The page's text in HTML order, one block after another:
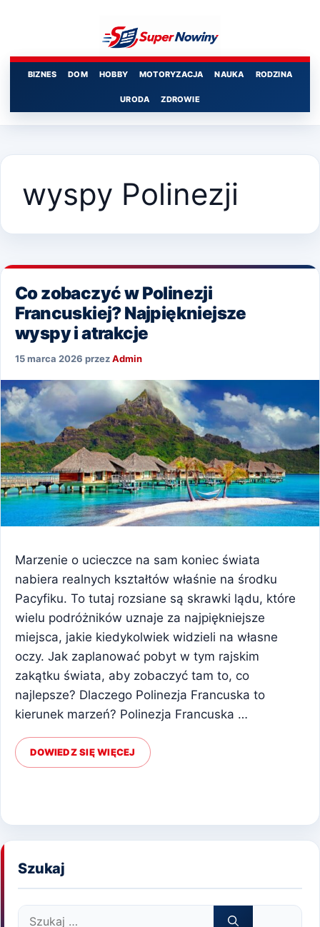
BIZNES DOM HOBBY MOTORYZACJA NAUKA RODZINA
URODA ZDROWIE
wyspy Polinezji
Co zobaczyć w Polinezji
Francuskiej? Najpiękniejsze
wyspy i atrakcje
15 marca 2026 przezAdmin
Marzenie o ucieczce na sam koniec świata
nabiera realnych kształtów właśnie na środku
Pacyfiku. To tutaj rozsiane są skrawki lądu, które
wielu podróżników uznaje za najpiękniejsze
miejsca, jakie kiedykolwiek widzieli na własne
oczy. Jak zaplanować pobyt w tym rajskim
zakątku świata, aby zobaczyć tam to, co
najlepsze? Dlaczego Polinezja Francuska to
kierunek marzeń? Polinezja Francuska …
DOWIEDZ SIĘ WIĘCEJ
Szukaj
Szukaj: